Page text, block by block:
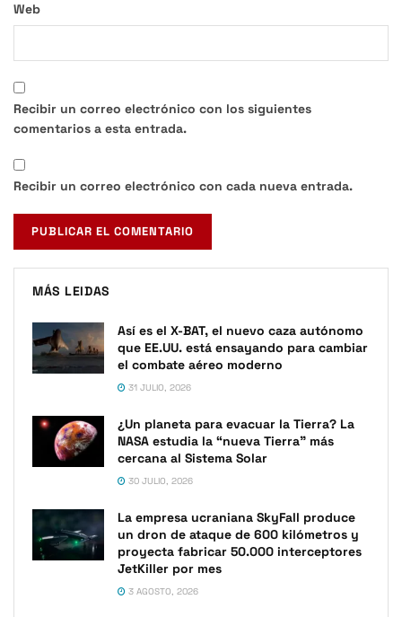
Web
Recibir un correo electrónico con los siguientes
comentarios a esta entrada.
Recibir un correo electrónico con cada nueva entrada.
MÁS LEIDAS
Así es el X-BAT, el nuevo caza autónomo
que EE.UU. está ensayando para cambiar
el combate aéreo moderno
31 JULIO, 2026
¿Un planeta para evacuar la Tierra? La
NASA estudia la “nueva Tierra” más
cercana al Sistema Solar
30 JULIO, 2026
La empresa ucraniana SkyFall produce
un dron de ataque de 600 kilómetros y
proyecta fabricar 50.000 interceptores
JetKiller por mes
3 AGOSTO, 2026